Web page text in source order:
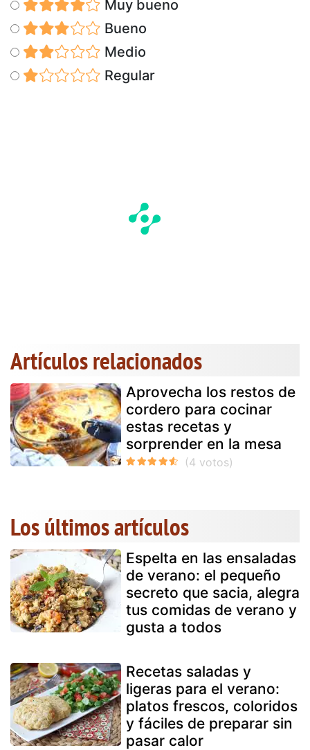
Muy bueno
Bueno
Medio
Regular
Artículos relacionados
Aprovecha los restos de
cordero para cocinar
estas recetas y
sorprender en la mesa
Los últimos artículos
Espelta en las ensaladas
de verano: el pequeño
secreto que sacia, alegra
tus comidas de verano y
gusta a todos
Recetas saladas y
ligeras para el verano:
platos frescos, coloridos
y fáciles de preparar sin
pasar calor